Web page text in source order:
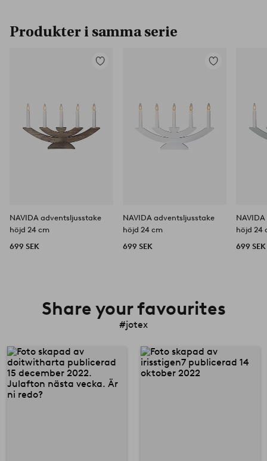
Produkter i samma serie
Lägg
NAVIDA adventsljusstake
höjd 24 cm
699 SEK
Lägg
NAVIDA adventsljusstake
höjd 24 cm
699 SEK
höjd 24
699 SEK
Share your favourites
#jotex